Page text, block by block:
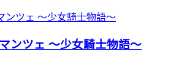
ンツェ ～少女騎士物語～